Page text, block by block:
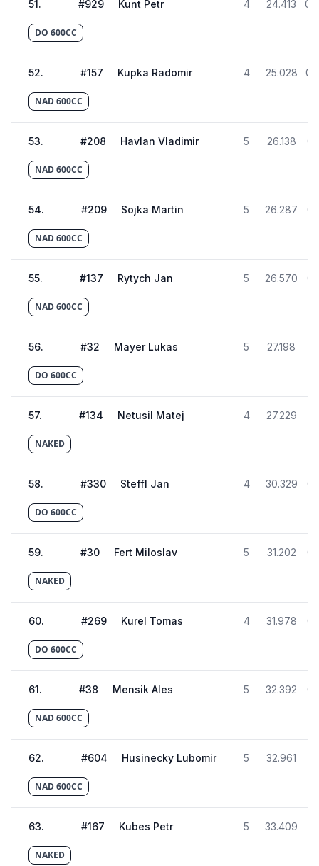
51 . #929 Kunt Petr 4 24.413
DO 600CC
52. #157 Kupka Radomir 4 25.028
NAD 600CC
53. #208 Havlan Vladimir 5 26.138
NAD 600CC
54. #209 Sojka Martin 5 26.287
NAD 600CC
55. #137 Rytych Jan 5 26.570
NAD 600CC
56. #32 Mayer Lukas 5 27.198
DO 600CC
57. #134 Netusil Matej 4 27.229
NAKED
58. #330 Steffl Jan 4 30.329
DO 600CC
59. #30 Fert Miloslav 5 31.202
NAKED
60. #269 Kurel Tomas 4 31.978
DO 600CC
61. #38 Mensik Ales 5 32.392
NAD 600CC
62. #604 Husinecky Lubomir 5 32.961
NAD 600CC
63. #167 Kubes Petr 5 33.409
NAKED